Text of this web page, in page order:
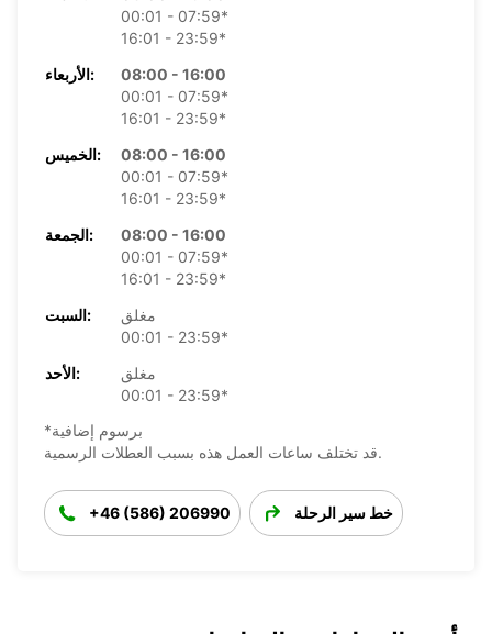
00:01 - 07:59*
16:01 - 23:59*
الأربعاء:
08:00 - 16:00
00:01 - 07:59*
16:01 - 23:59*
الخميس:
08:00 - 16:00
00:01 - 07:59*
16:01 - 23:59*
الجمعة:
08:00 - 16:00
00:01 - 07:59*
16:01 - 23:59*
السبت:
مغلق
00:01 - 23:59*
الأحد:
مغلق
00:01 - 23:59*
*برسوم إضافية
قد تختلف ساعات العمل هذه بسبب العطلات الرسمية.
+46 (586) 206990 خط سير الرحلة